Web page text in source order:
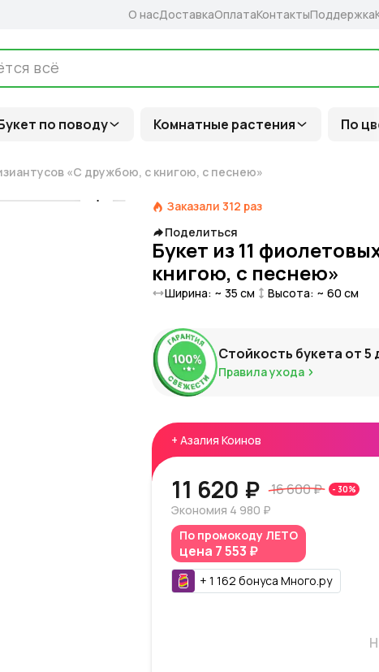
по поводу Комнатные растения По
О насДоставкаОплатаКонтактыПоддержка
«С дружбою, с книгою, с песнею»
Заказали 312 раз
Поделиться
Букет из 11
книгою, с песнею»
Ширина: ~ 35 см Высота: ~ 60 см
Стойкость букета от5
Правила ухода
+ Азалия Коинов
11 620 ₽ 16 600 ₽ - 30%
Экономия 4 980 ₽
По промокоду ЛЕТО
цена 7 553 ₽
+ 1 162 бонуса Много.ру